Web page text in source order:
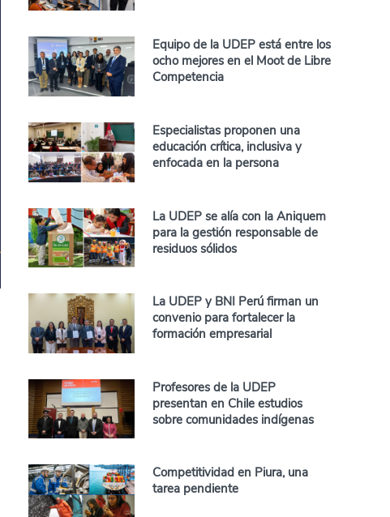
Equipo de la UDEP está entre los
ocho mejores en el Moot de Libre
Competencia
Especialistas proponen una
educación crítica, inclusiva y
enfocada en la persona
La UDEP se alía con la Aniquem
para la gestión responsable de
residuos sólidos
La UDEP y BNI Perú firman un
convenio para fortalecer la
formación empresarial
Profesores de la UDEP
presentan en Chile estudios
sobre comunidades indígenas
Competitividad en Piura, una
tarea pendiente